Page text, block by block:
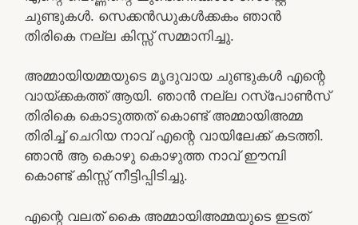
ചുണ്ടുകൾ. സെക്കൻഡുകൾക്കകം ഞാൻ
തിരികെ നല്ല കിസ്സ് സമ്മാനിച്ചു.
അമ്മായിയമ്മയുടെ മൃദുവായ ചുണ്ടുകൾ എന്റെ
വായ്ക്കകത്ത് ആയി. ഞാൻ നല്ല റസ്പോൺസ്
തിരികെ കൊടുത്തത് കൊണ്ട് അമ്മായിഅമ്മ
തിരിച്ച് ചെറിയ നാവ് എന്റെ വായിലേക്ക് കടത്തി.
ഞാൻ ആ കൊഴു കൊഴുത്ത നാവ് ഈമ്പി
കൊണ്ട് കിസ്സ് നീട്ടിപ്പിടിച്ചു.
എന്റെ വലത് കൈ അമ്മായിഅമ്മയുടെ ഇടത്